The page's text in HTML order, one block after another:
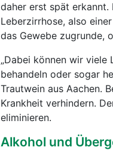
daher erst spät
Leberzirrhose, also
das Gewebe zugrunde,
„Dabei können wir
behandeln oder sogar
Trautwein aus Aachen.
Krankheit verhindern.
eliminieren.
Alkohol und